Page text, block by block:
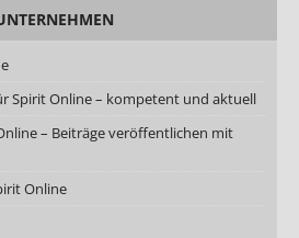
Spirit Online – kompetent und aktuell
– Beiträge veröffentlichen mit
Online